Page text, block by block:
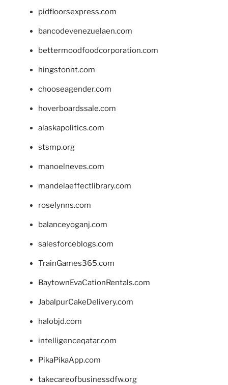
pidfloorsexpress.com
bancodevenezuelaen.com
bettermoodfoodcorporation.com
hingstonnt.com
chooseagender.com
hoverboardssale.com
alaskapolitics.com
stsmp.org
manoelneves.com
mandelaeffectlibrary.com
roselynns.com
balanceyoganj.com
salesforceblogs.com
TrainGames365.com
BaytownEvaCationRentals.com
JabalpurCakeDelivery.com
halobjd.com
intelligenceqatar.com
PikaPikaApp.com
takecareofbusinessdfw.org